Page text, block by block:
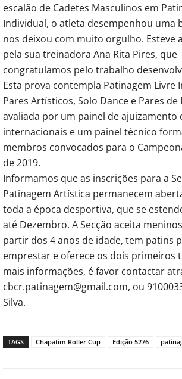
escalão de Cadetes Masculinos em
Individual, o atleta desempenhou uma
nos deixou com muito orgulho. Esteve
pela sua treinadora Ana Rita Pires, que
congratulamos pelo trabalho
Esta prova contempla Patinagem Livre
Pares Artísticos, Solo Dance e Pares de
avaliada por um painel de ajuizamento
internacionais e um painel técnico
membros convocados para o
de 2019.
Informamos que as inscrições para a
Patinagem Artística permanecem
toda a época desportiva, que se
até Dezembro. A Secção aceita
partir dos 4 anos de idade, tem patins
emprestar e oferece os dois primeiros
mais informações, é favor contactar
cbcr.patinagem@gmail.com, ou
Silva.
TAGS Chapatim Roller Cup Edição 5276